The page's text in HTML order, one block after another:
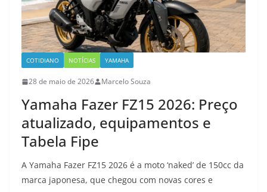
COTIDIANO NOTÍCIAS YAMAHA
28 de maio de 2026 Marcelo Souza
Yamaha Fazer FZ15 2026: Preço
atualizado, equipamentos e
Tabela Fipe
A Yamaha Fazer FZ15 2026 é a moto ‘naked’ de 150cc da
marca japonesa, que chegou com novas cores e